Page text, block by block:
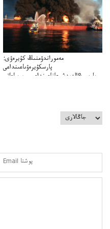
مەموراندۋمنىڭ كۇيرەۋى:
پارسكۇيرەۋىاعىنداعى
پارسى&الەمدشىعاناعىنداعىسىن ساعاتى